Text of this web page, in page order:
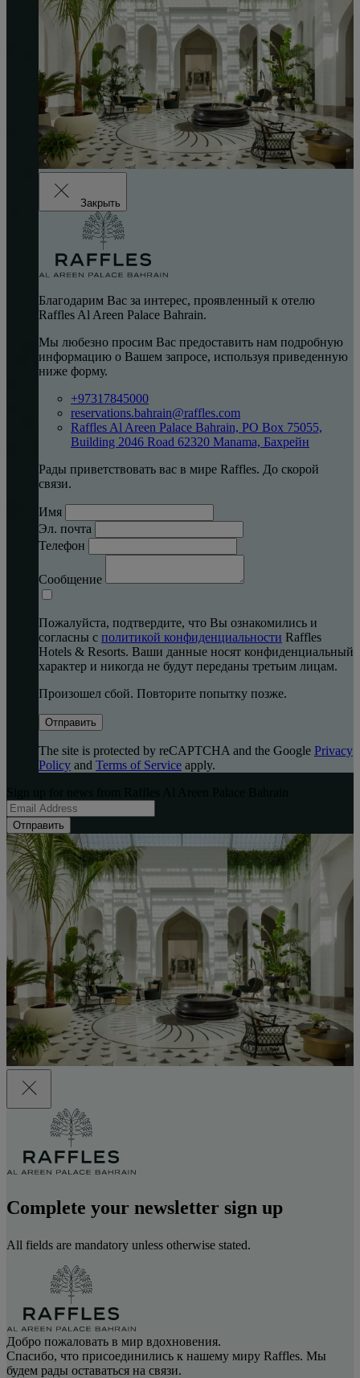
Закрыть
Благодарим Вас за интерес, проявленный к отелю
Raffles Al Areen Palace Bahrain.
Мы любезно просим Вас предоставить нам подробную
информацию о Вашем запросе, используя приведенную
ниже форму.
+97317845000
reservations.bahrain@raffles.com
Raffles Al Areen Palace Bahrain, PO Box 75055,
Building 2046 Road 62320 Manama, Бахрейн
Рады приветствовать вас в мире Raffles. До скорой
связи.
Имя
Эл. почта
Телефон
Сообщение
Пожалуйста, подтвердите, что Вы ознакомились и
согласны с политикой конфиденциальности Raffles
Hotels & Resorts. Ваши данные носят конфиденциальный
характер и никогда не будут переданы третьим лицам.
Произошел сбой. Повторите попытку позже.
Отправить
The site is protected by reCAPTCHA and the Google Privacy
Policy and Terms of Service apply.
Отправить
Complete your newsletter sign up
All fields are mandatory unless otherwise stated.
Добро пожаловать в мир вдохновения.
Спасибо, что присоединились к нашему миру Raffles. Мы
будем рады оставаться на связи.